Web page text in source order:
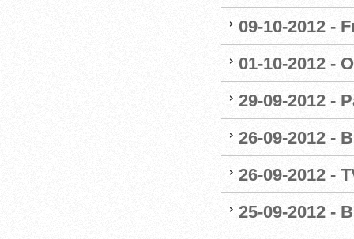
09-10-2012 -
01-10-2012 -
29-09-2012 -
26-09-2012 -
26-09-2012 -
25-09-2012 -